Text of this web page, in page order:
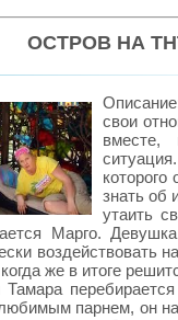
ОСТРОВ НА
свои
вместе,
которого
знать об
утаить
Марго.
воздействовать
же в итоге
парнем, он